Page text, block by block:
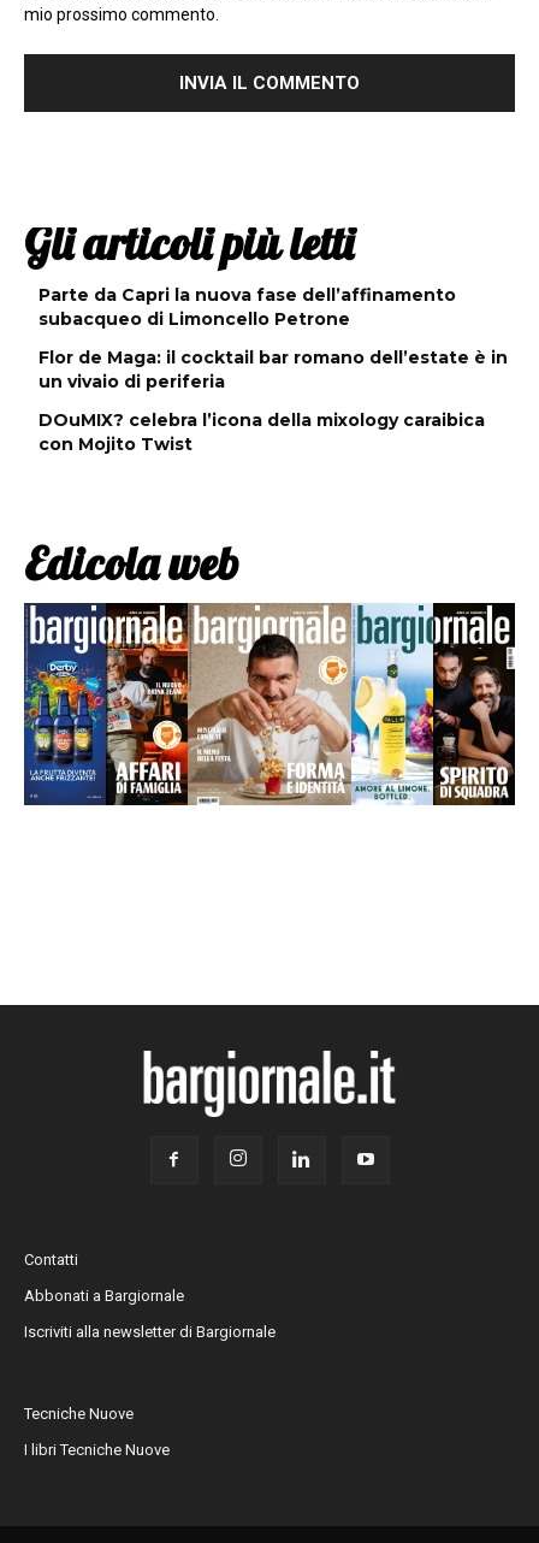
mio prossimo commento.
Gli articoli più letti
Parte da Capri la nuova fase dell’affinamento
subacqueo di Limoncello Petrone
Flor de Maga: il cocktail bar romano dell’estate è in
un vivaio di periferia
DOuMIX? celebra l’icona della mixology caraibica
con Mojito Twist
Edicola web
Contatti
Abbonati a Bargiornale
Iscriviti alla newsletter di Bargiornale
Tecniche Nuove
I libri Tecniche Nuove